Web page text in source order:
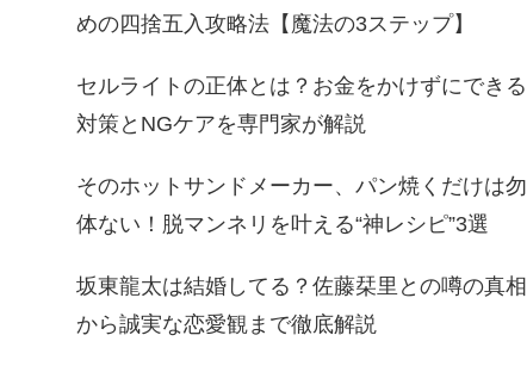
めの四捨五入攻略法【魔法の3ステップ】
セルライトの正体とは？お金をかけずにできる
対策とNGケアを専門家が解説
そのホットサンドメーカー、パン焼くだけは勿
体ない！脱マンネリを叶える“神レシピ”3選
坂東龍太は結婚してる？佐藤栞里との噂の真相
から誠実な恋愛観まで徹底解説